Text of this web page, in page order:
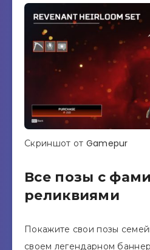
Скриншот от Gamepur
Все позы с
реликвиями
Покажите свои позы
своем легендарном